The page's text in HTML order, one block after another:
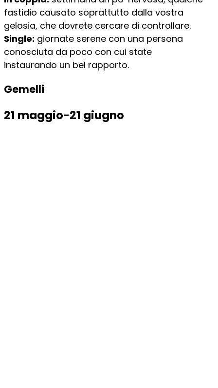
fastidio causato soprattutto dalla vostra
gelosia, che dovrete cercare di controllare.
Single: giornate serene con una persona
conosciuta da poco con cui state
instaurando un bel rapporto.
Gemelli
21 maggio-21 giugno